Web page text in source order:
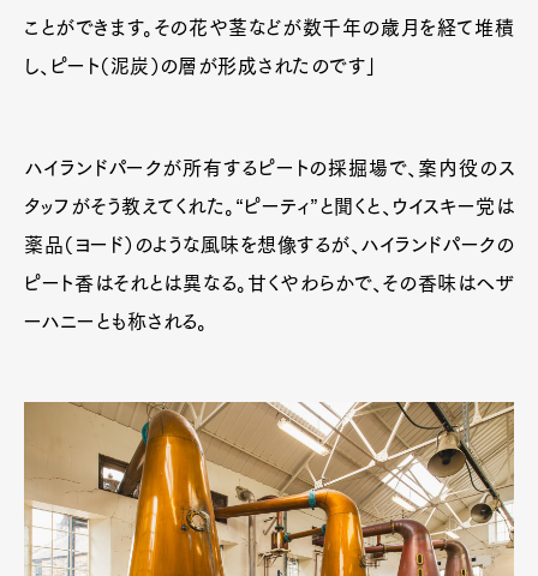
ことができます。その花や茎などが数千年の歳月を経て堆積
し、ピート（泥炭）の層が形成されたのです」
ハイランドパークが所有するピートの採掘場で、案内役のス
タッフがそう教えてくれた。“ピーティ”と聞くと、ウイスキー党は
薬品（ヨード）のような風味を想像するが、ハイランドパークの
ピート香はそれとは異なる。甘くやわらかで、その香味はヘザ
ーハニーとも称される。